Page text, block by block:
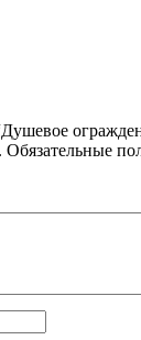
Обязательные